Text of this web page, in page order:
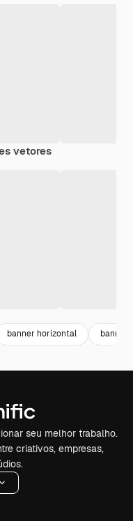
vetores
banner horizontal banners
seu melhor trabalho.
criativos, empresas,